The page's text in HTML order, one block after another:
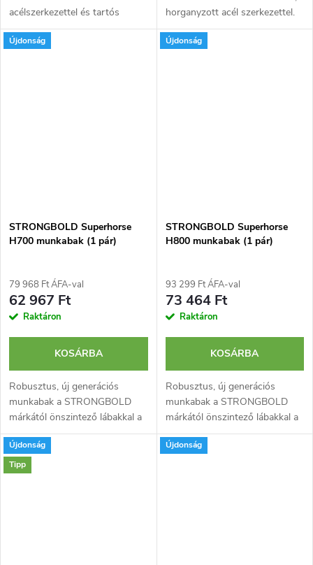
acélszerkezettel és tartós
porszórt bevonattal.
Teherbírása párban 900
horganyzott acél szerkezettel.
Teherbírása párban 1000 kg.
Munkaasztal kialakításához
Újdonság
STRONGBOLD Superhorse
H700 munkabak (1 pár)
79 968 Ft ÁFA-val
62 967 Ft
Raktáron
KOSÁRBA
Robusztus, új generációs
munkabak a STRONGBOLD
márkától önszintező lábakkal a
kompromisszumok nélküli
stabilitással bármilyen terepen.
Magassága 82 cm-ig állítható.
Újdonság
STRONGBOLD Superhorse
H800 munkabak (1 pár)
93 299 Ft ÁFA-val
73 464 Ft
Raktáron
KOSÁRBA
Robusztus, új generációs
munkabak a STRONGBOLD
márkától önszintező lábakkal a
kompromisszumok nélküli
stabilitással bármilyen terepen.
Újdonság
Tipp
Újdonság